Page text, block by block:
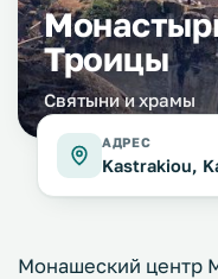
Троицы
Святыни и храмы
АДРЕС
Kastrakiou,
Монашеский центр